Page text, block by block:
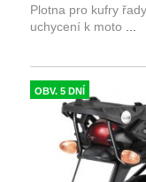
Givi řady
Plotna pro kufry
uchycení k moto
OBV. 5 DNÍ